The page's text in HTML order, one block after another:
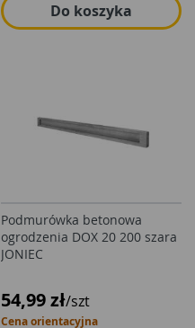
Do koszyka
Podmurówka betonowa
ogrodzenia DOX 20 200 szara
JONIEC
54,99 zł/szt
Cena orientacyjna